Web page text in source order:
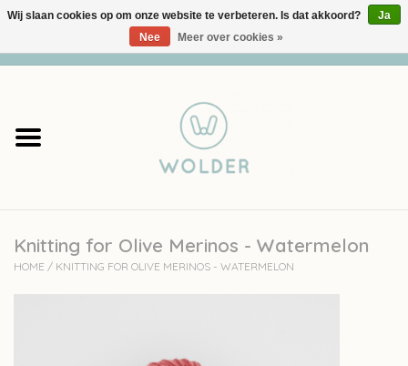
Garens
Accessoires
workshops
Knitting for Olive Merinos - Watermelon
HOME / KNITTING FOR OLIVE MERINOS - WATERMELON
Wij slaan cookies op om onze website te verbeteren. Is dat akkoord?
Ja
Nee
Meer over cookies »